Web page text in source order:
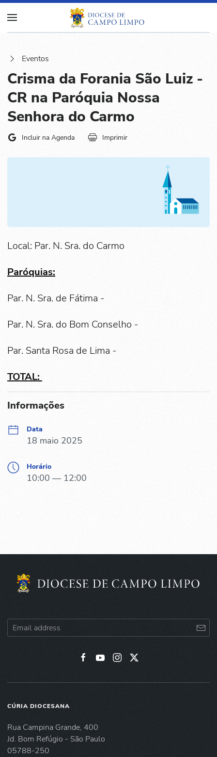
Eventos
Crisma da Forania São Luiz -
CR na Paróquia Nossa
Senhora do Carmo
Incluir na Agenda Imprimir
Local: Par. N. Sra. do Carmo
Paróquias:
Par. N. Sra. de Fátima -
Par. N. Sra. do Bom Conselho -
Par. Santa Rosa de Lima -
TOTAL:
Informações
Data
18 maio 2025
Horário
10:00 — 12:00
CÚRIA DIOCESANA
Rua Campina Grande, 400
Jd. Bom Refúgio - São Paulo
05788-250